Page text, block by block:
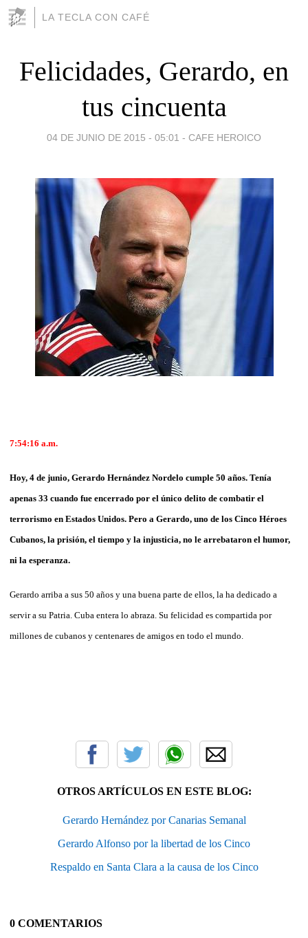
LA TECLA CON CAFÉ
Felicidades, Gerardo, en
tus cincuenta
04 DE JUNIO DE 2015 - 05:01 - CAFE HEROICO
7:54:16 a.m.
Hoy, 4 de junio, Gerardo Hernández Nordelo cumple 50 años. Tenía
apenas 33 cuando fue encerrado por el único delito de combatir el
terrorismo en Estados Unidos. Pero a Gerardo, uno de los Cinco Héroes
Cubanos, la prisión, el tiempo y la injusticia, no le arrebataron el humor,
ni la esperanza.
Gerardo arriba a sus 50 años y una buena parte de ellos, la ha dedicado a
servir a su Patria. Cuba entera lo abraza. Su felicidad es compartida por
millones de cubanos y centenares de amigos en todo el mundo.
OTROS ARTÍCULOS EN ESTE BLOG:
Gerardo Hernández por Canarias Semanal
Gerardo Alfonso por la libertad de los Cinco
Respaldo en Santa Clara a la causa de los Cinco
0 COMENTARIOS